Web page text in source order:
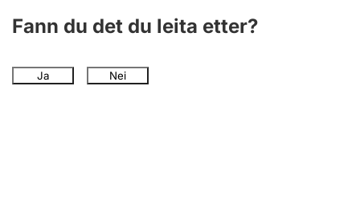
Fann du det du leita etter?
Ja Nei